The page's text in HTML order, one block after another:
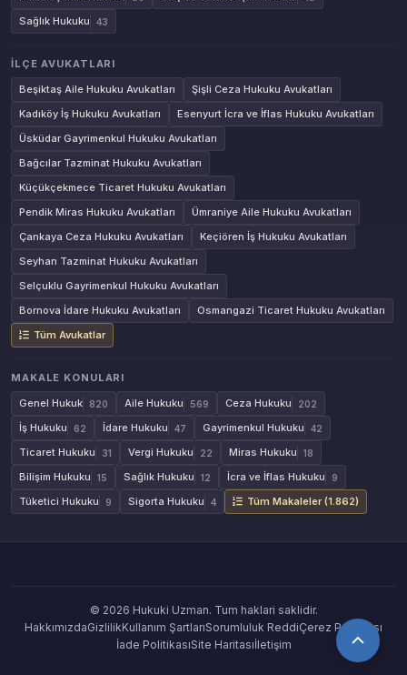
Sağlık Hukuku 43
İLÇE AVUKATLARI
Beşiktaş Aile Hukuku Avukatları
Şişli Ceza Hukuku Avukatları
Kadıköy İş Hukuku Avukatları
Esenyurt İcra ve İflas Hukuku Avukatları
Üsküdar Gayrimenkul Hukuku Avukatları
Bağcılar Tazminat Hukuku Avukatları
Küçükçekmece Ticaret Hukuku Avukatları
Pendik Miras Hukuku Avukatları
Ümraniye Aile Hukuku Avukatları
Çankaya Ceza Hukuku Avukatları
Keçiören İş Hukuku Avukatları
Seyhan Tazminat Hukuku Avukatları
Selçuklu Gayrimenkul Hukuku Avukatları
Bornova İdare Hukuku Avukatları
Osmangazi Ticaret Hukuku Avukatları
Tüm Avukatlar
MAKALE KONULARI
Genel Hukuk
820 Aile Hukuku 569 Ceza Hukuku 202
İş Hukuku 62 İdare Hukuku 47 Gayrimenkul Hukuku 42
Ticaret Hukuku 31 Vergi Hukuku 22 Miras Hukuku 18
Bilişim Hukuku 15 Sağlık Hukuku 12 İcra ve İflas Hukuku 9
Tüketici Hukuku 9 Sigorta Hukuku 4 Tüm Makaleler (1.862)
© 2026 Hukuki Uzman. Tum haklari saklidir.
HakkımızdaGizlilikKullanım ŞartlarıSorumluluk ReddiÇerez Politikası
İade PolitikasıSite Haritasıİletişim